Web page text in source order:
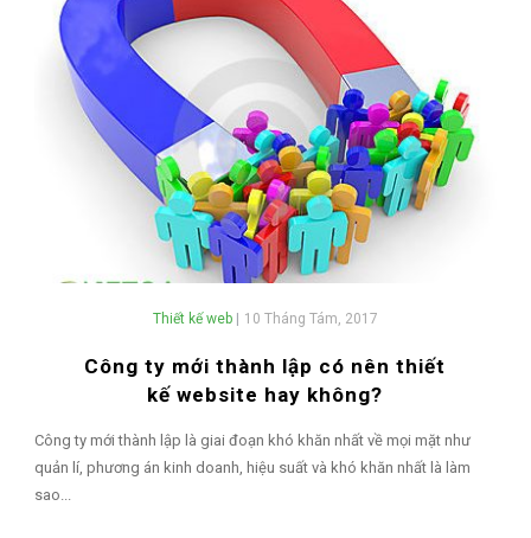
Thiết kế web| 10 Tháng Tám, 2017
Công ty mới thành lập có nên thiết
kế website hay không?
Công ty mới thành lập là giai đoạn khó khăn nhất về mọi mặt như
quản lí, phương án kinh doanh, hiệu suất và khó khăn nhất là làm
sao...